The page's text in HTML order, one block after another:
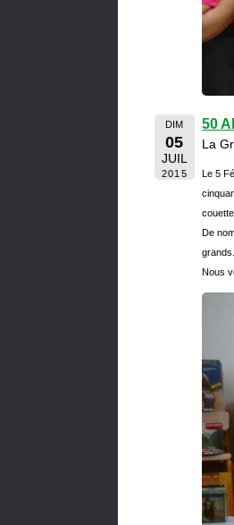
DIM
05
JUIL
2015
50
La
Le 5
De
Nous